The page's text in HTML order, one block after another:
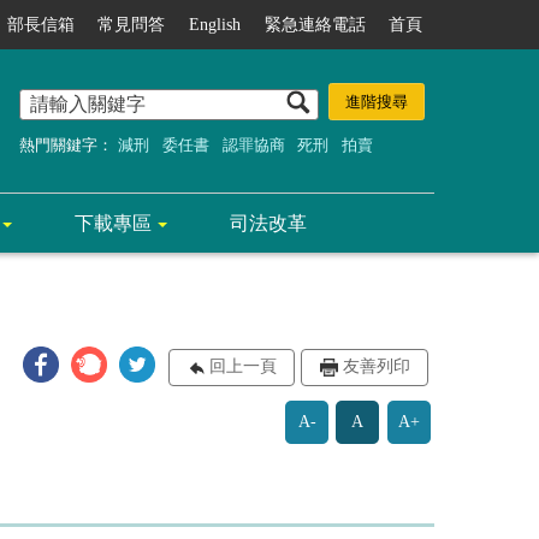
部長信箱 常見問答 English 緊急連絡電話 首頁
熱門關鍵字： 減刑 委任書 認罪協商 死刑 拍賣
下載專區 司法改革
回上一頁 友善列印
A- A A+